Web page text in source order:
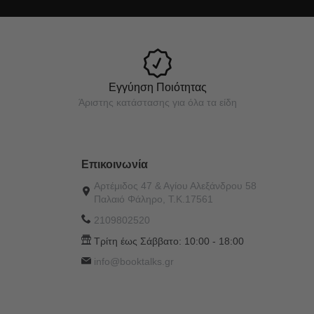
Εγγύηση Ποιότητας
Άριστης κατάστασης για όλα τα είδη
Επικοινωνία
Αρτέμιδος 47 & Αγίου Αλεξάνδρου 58
Παλαιό Φάληρο, Τ.Κ.17561
2109802520
Τρίτη έως Σάββατο: 10:00 - 18:00
info@booktalks.gr